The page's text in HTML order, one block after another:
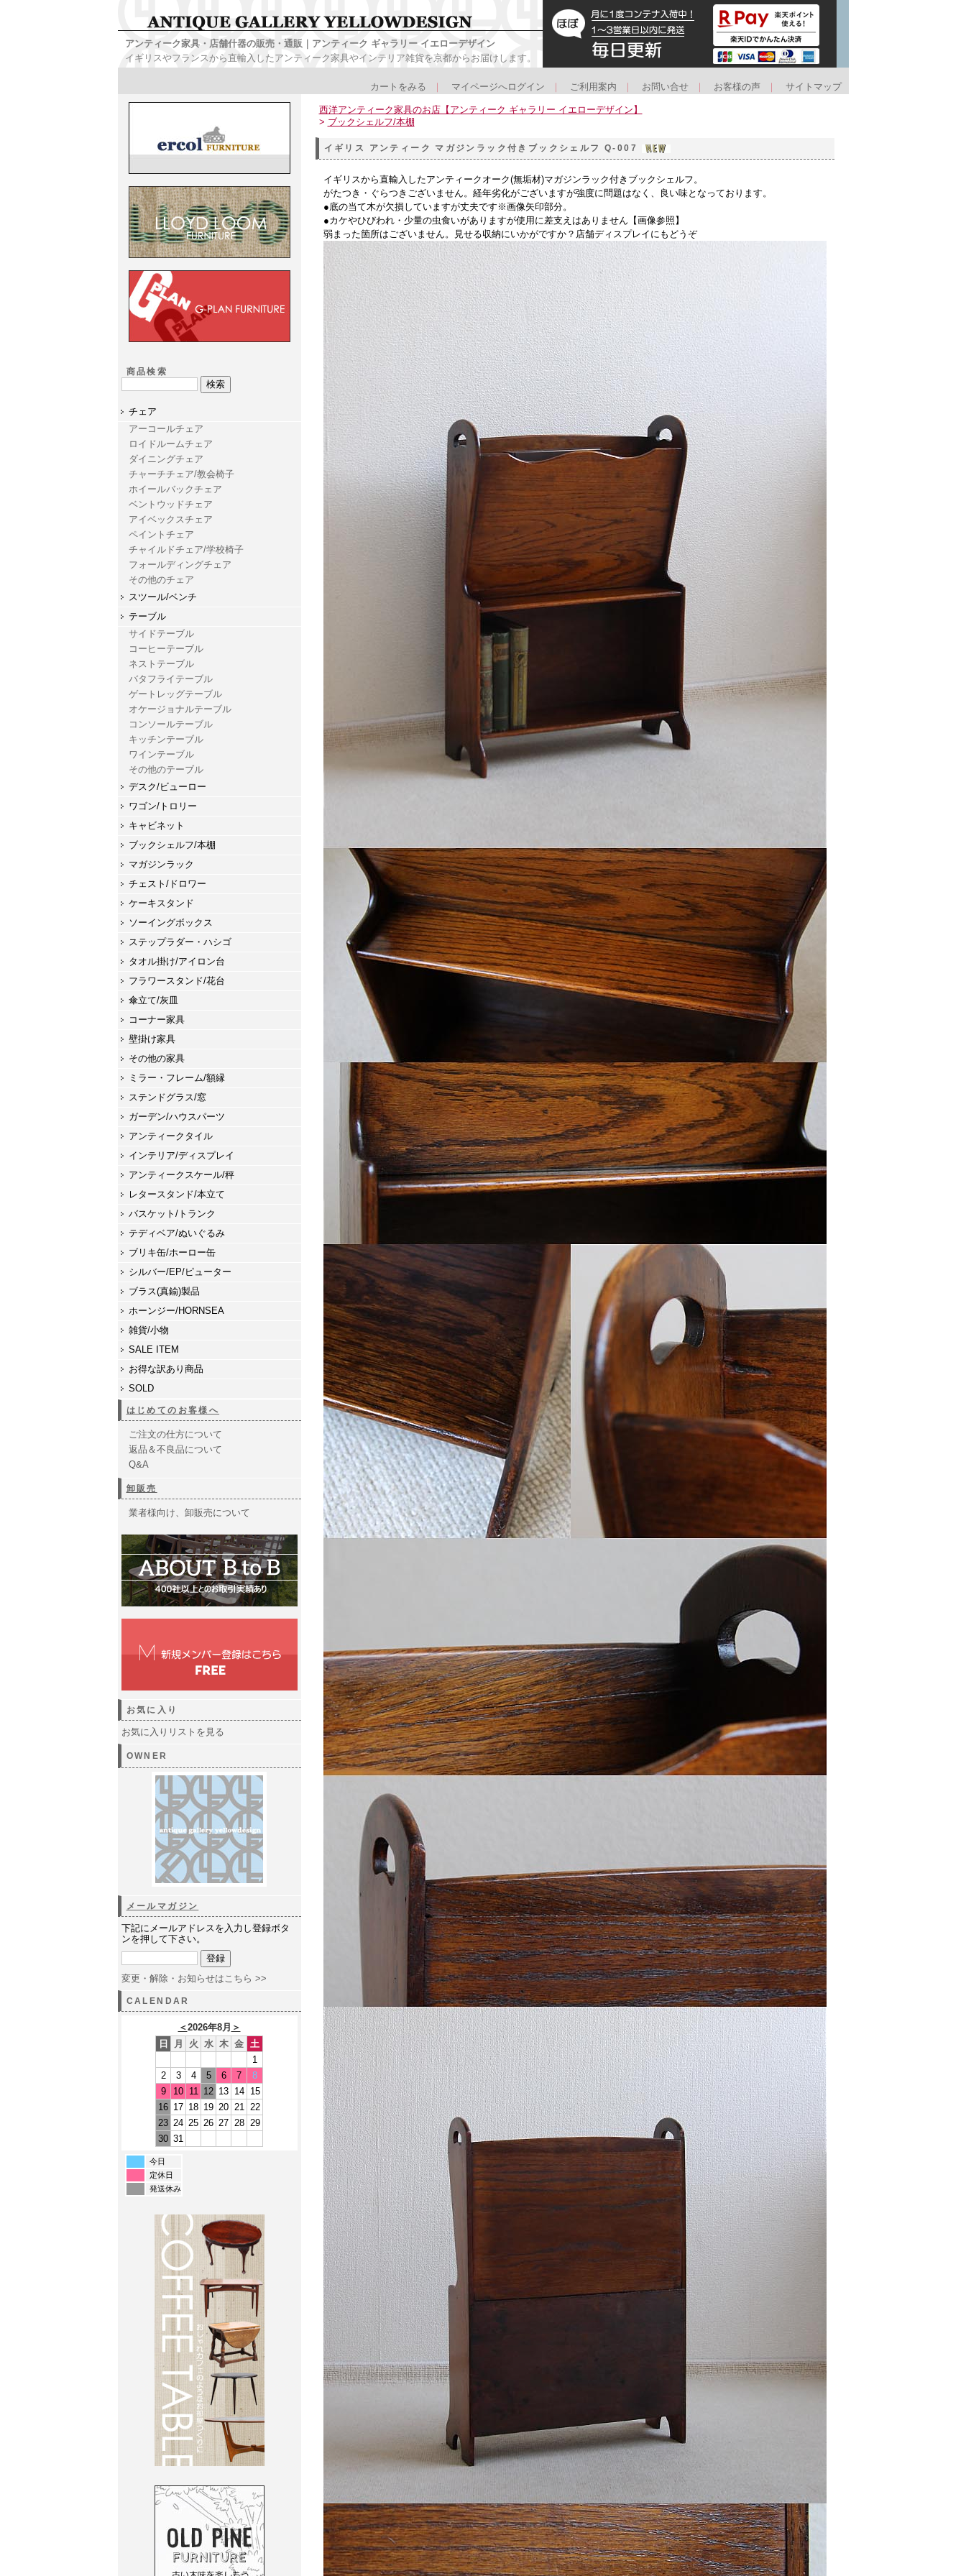
アンティーク家具・店舗什器の販売・通販｜アンティーク ギャラリー イエローデザイン
イギリスやフランスから直輸入したアンティーク家具やインテリア雑貨を京都からお届けします。
カートをみる マイページへログイン ご利用案内 お問い合せ お客様の声 サイトマップ
商品検索
チェア
アーコールチェア
ロイドルームチェア
ダイニングチェア
チャーチチェア/教会椅子
ホイールバックチェア
ベントウッドチェア
アイベックスチェア
ペイントチェア
チャイルドチェア/学校椅子
フォールディングチェア
その他のチェア
スツール/ベンチ
テーブル
サイドテーブル
コーヒーテーブル
ネストテーブル
バタフライテーブル
ゲートレッグテーブル
オケージョナルテーブル
コンソールテーブル
キッチンテーブル
ワインテーブル
その他のテーブル
デスク/ビューロー
ワゴン/トロリー
キャビネット
ブックシェルフ/本棚
マガジンラック
チェスト/ドロワー
ケーキスタンド
ソーイングボックス
ステップラダー・ハシゴ
タオル掛け/アイロン台
フラワースタンド/花台
傘立て/灰皿
コーナー家具
壁掛け家具
その他の家具
ミラー・フレーム/額縁
ステンドグラス/窓
ガーデン/ハウスパーツ
アンティークタイル
インテリア/ディスプレイ
アンティークスケール/秤
レタースタンド/本立て
バスケット/トランク
テディベア/ぬいぐるみ
ブリキ缶/ホーロー缶
シルバー/EP/ピューター
ブラス(真鍮)製品
ホーンジー/HORNSEA
雑貨/小物
SALE ITEM
お得な訳あり商品
SOLD
はじめてのお客様へ
ご注文の仕方について
返品＆不良品について
Q&A
卸販売
業者様向け、卸販売について
お気に入り
お気に入りリストを見る
OWNER
メールマガジン
下記にメールアドレスを入力し登録ボタ
ンを押して下さい。
変更・解除・お知らせはこちら >>
CALENDAR
＜2026年8月 ＞
日
月 火 水 木 金 土
1
2
3 4 5 6 7
8
9
10 11 12 13 14
15
16 17 18 19 20 21 22
23 24 25 26 27 28 29
30 31
今日
定休日
発送休み
西洋アンティーク家具のお店【アンティーク ギャラリー イエローデザイン】
> ブックシェルフ/本棚
イギリス アンティーク マガジンラック付きブックシェルフ Q-007
イギリスから直輸入したアンティークオーク(無垢材)マガジンラック付きブックシェルフ。
がたつき・ぐらつきございません。経年劣化がございますが強度に問題はなく、良い味となっております。
●底の当て木が欠損していますが丈夫です※画像矢印部分。
●カケやひびわれ・少量の虫食いがありますが使用に差支えはありません【画像参照】
弱まった箇所はございません。見せる収納にいかがですか？店舗ディスプレイにもどうぞ